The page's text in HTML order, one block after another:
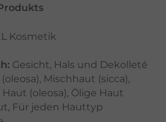
Kosmetik
Gesicht, Hals und Dekolleté
, Mischhaut (sicca),
Haut (oleosa), Ölige Haut
, Für jeden Hauttyp